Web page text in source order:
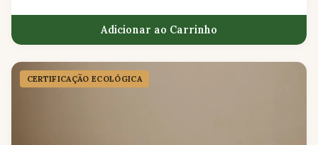
Adicionar ao Carrinho
CERTIFICAÇÃO ECOLÓGICA